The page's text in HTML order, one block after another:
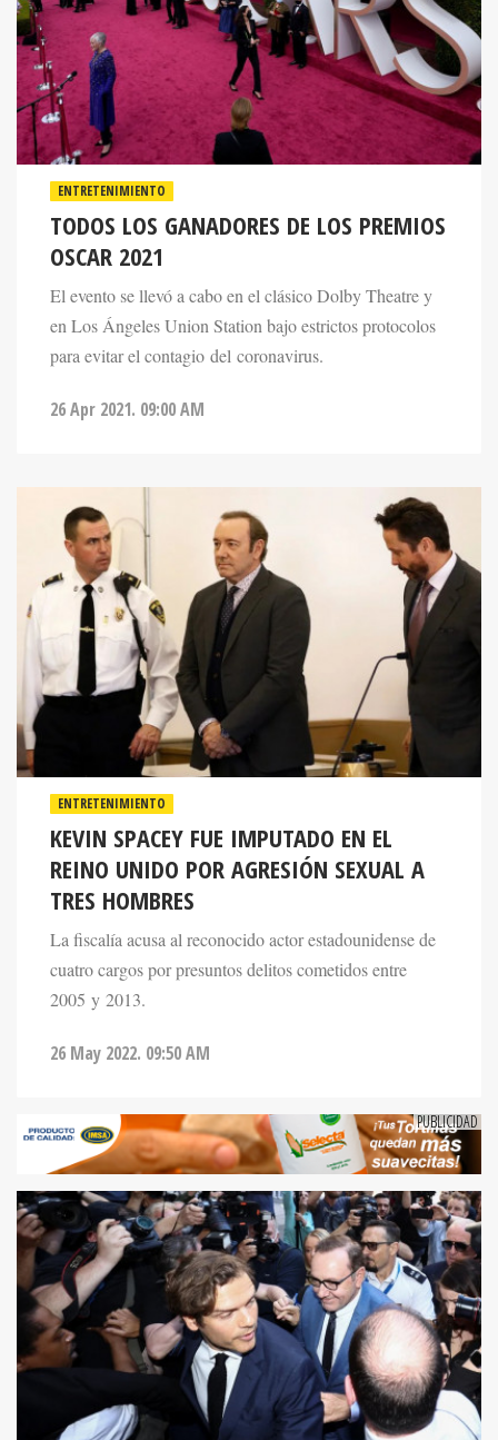
ENTRETENIMIENTO
TODOS LOS GANADORES DE LOS PREMIOS
OSCAR 2021
El evento se llevó a cabo en el clásico Dolby Theatre y
en Los Ángeles Union Station bajo estrictos protocolos
para evitar el contagio del coronavirus.
26 Apr 2021. 09:00 AM
ENTRETENIMIENTO
KEVIN SPACEY FUE IMPUTADO EN EL
REINO UNIDO POR AGRESIÓN SEXUAL A
TRES HOMBRES
La fiscalía acusa al reconocido actor estadounidense de
cuatro cargos por presuntos delitos cometidos entre
2005 y 2013.
26 May 2022. 09:50 AM